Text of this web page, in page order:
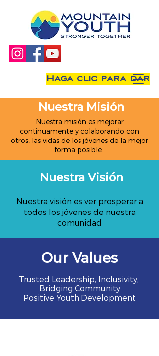
Nuestra Misión
Nuestra misión es mejorar
continuamente y colaborando con
otros, las vidas de los jóvenes de la mejor
forma posible.
Nuestra Visión
Nuestra visión es ver prosperar a
todos los jóvenes de nuestra
comunidad
Our Values
Trusted Leadership, Inclusivity,
Bridging Community
Positive Youth Development
Haga clic para dar